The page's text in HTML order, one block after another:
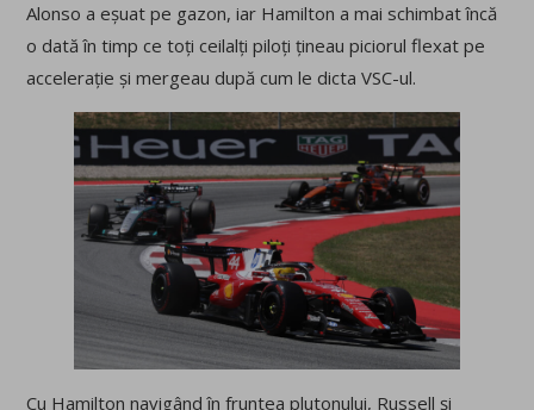
Alonso a eșuat pe gazon, iar Hamilton a mai schimbat încă
o dată în timp ce toți ceilalți piloți țineau piciorul flexat pe
accelerație și mergeau după cum le dicta VSC-ul.
Cu Hamilton navigând în fruntea plutonului, Russell și